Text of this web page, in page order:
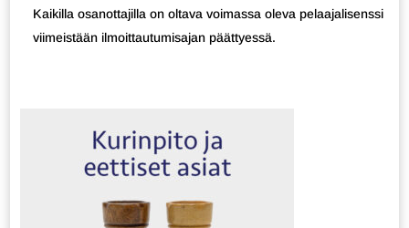
Kaikilla osanottajilla on oltava voimassa oleva pelaajalisenssi
viimeistään ilmoittautumisajan päättyessä.